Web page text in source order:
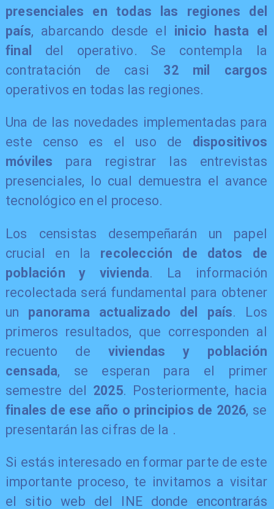
presenciales en todas las regiones del
país, abarcando desde el inicio hasta el
final del operativo. Se contempla la
contratación de casi 32 mil cargos
operativos en todas las regiones.
Una de las novedades implementadas para
este censo es el uso de dispositivos
móviles para registrar las entrevistas
presenciales, lo cual demuestra el avance
tecnológico en el proceso.
Los censistas desempeñarán un papel
crucial en la recolección de datos de
población y vivienda. La información
recolectada será fundamental para obtener
un panorama actualizado del país. Los
primeros resultados, que corresponden al
recuento de viviendas y población
censada, se esperan para el primer
semestre del 2025. Posteriormente, hacia
finales de ese año o principios de 2026, se
presentarán las cifras de la .
Si estás interesado en formar parte de este
importante proceso, te invitamos a visitar
el sitio web del INE donde encontrarás